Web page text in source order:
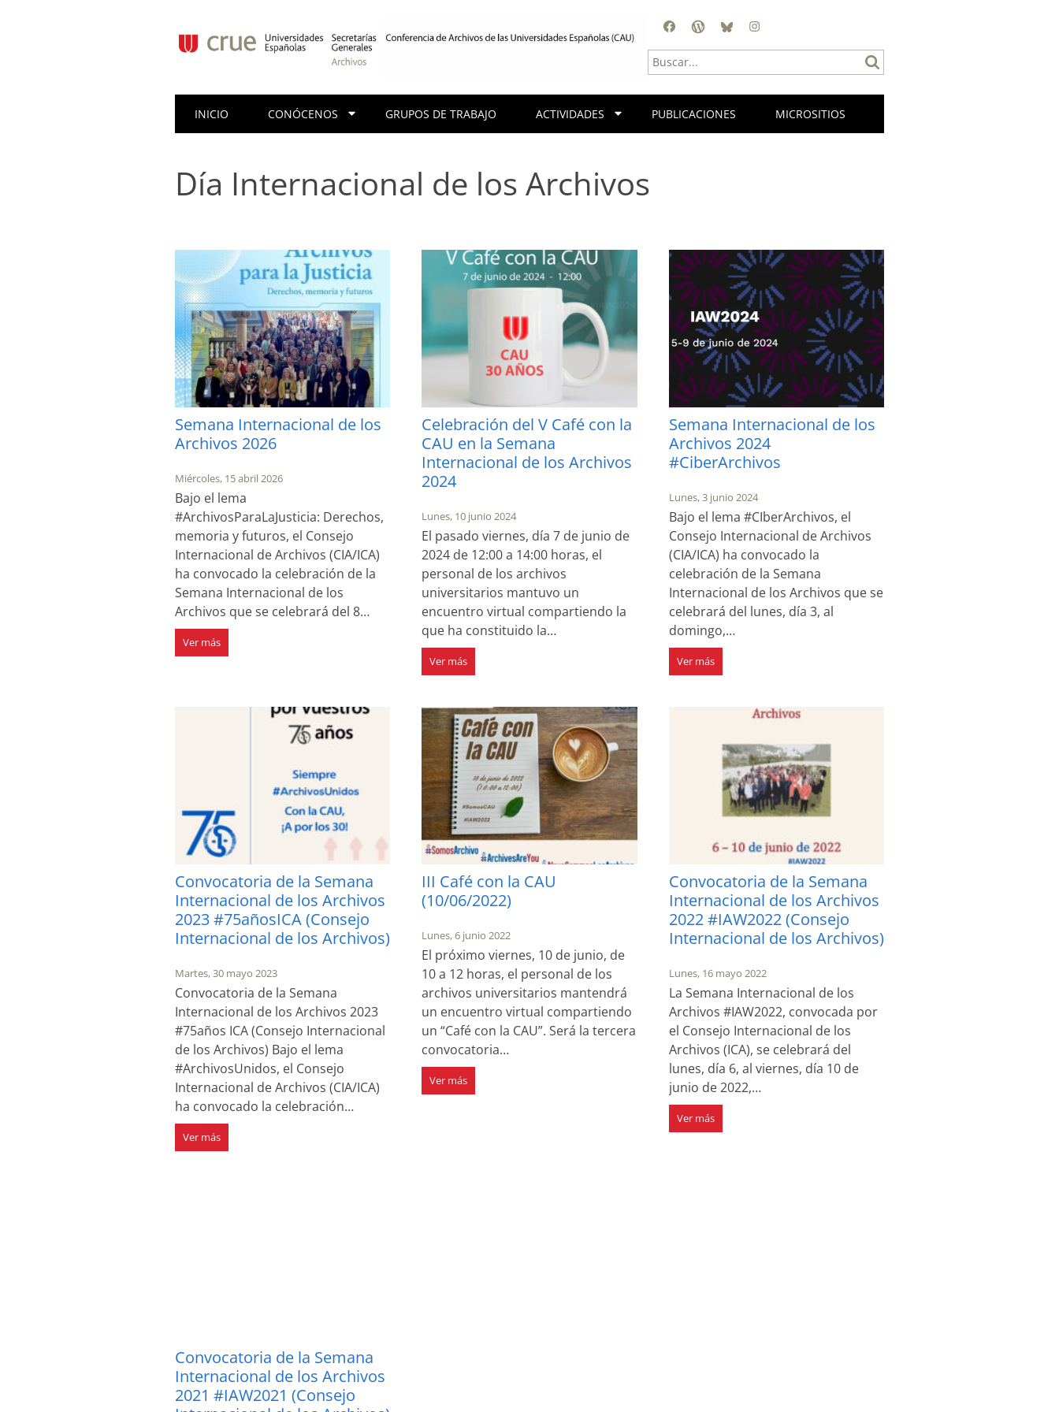
Facebook
Blog BlueSkyInstagram
INICIO CONÓCENOS GRUPOS DE TRABAJO ACTIVIDADES PUBLICACIONES MICROSITIOS
Día Internacional de los Archivos
Semana Internacional de los
Archivos 2026
Miércoles, 15 abril 2026
Bajo el lema
#ArchivosParaLaJusticia: Derechos,
memoria y futuros, el Consejo
Internacional de Archivos (CIA/ICA)
ha convocado la celebración de la
Semana Internacional de los
Archivos que se celebrará del 8…
Ver más
Celebración del V Café con la
CAU en la Semana
Internacional de los Archivos
2024
Lunes, 10 junio 2024
El pasado viernes, día 7 de junio de
2024 de 12:00 a 14:00 horas, el
personal de los archivos
universitarios mantuvo un
encuentro virtual compartiendo la
que ha constituido la…
Ver más
Semana Internacional de los
Archivos 2024
#CiberArchivos
Lunes, 3 junio 2024
Bajo el lema #CIberArchivos, el
Consejo Internacional de Archivos
(CIA/ICA) ha convocado la
celebración de la Semana
Internacional de los Archivos que se
celebrará del lunes, día 3, al
domingo,…
Ver más
Convocatoria de la Semana
Internacional de los Archivos
2023 #75añosICA (Consejo
Internacional de los Archivos)
Martes, 30 mayo 2023
Convocatoria de la Semana
Internacional de los Archivos 2023
#75años ICA (Consejo Internacional
de los Archivos) Bajo el lema
#ArchivosUnidos, el Consejo
Internacional de Archivos (CIA/ICA)
ha convocado la celebración…
Ver más
III Café con la CAU
(10/06/2022)
Lunes, 6 junio 2022
El próximo viernes, 10 de junio, de
10 a 12 horas, el personal de los
archivos universitarios mantendrá
un encuentro virtual compartiendo
un “Café con la CAU”. Será la tercera
convocatoria…
Ver más
Convocatoria de la Semana
Internacional de los Archivos
2022 #IAW2022 (Consejo
Internacional de los Archivos)
Lunes, 16 mayo 2022
La Semana Internacional de los
Archivos #IAW2022, convocada por
el Consejo Internacional de los
Archivos (ICA), se celebrará del
lunes, día 6, al viernes, día 10 de
junio de 2022,…
Ver más
Convocatoria de la Semana
Internacional de los Archivos
2021 #IAW2021 (Consejo